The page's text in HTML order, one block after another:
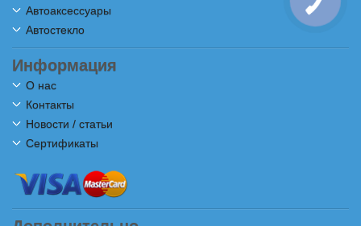
Автоаксессуары
Автостекло
Информация
О нас
Контакты
Новости / статьи
Сертификаты